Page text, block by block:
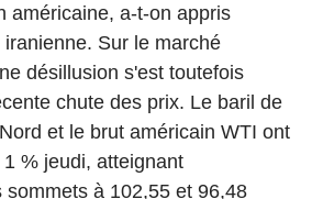
américaine, a-t-on appris
Sur le marché
désillusion s'est toutefois
chute des prix. Le baril de
et le brut américain WTI ont
% jeudi, atteignant
sommets à 102,55 et 96,48